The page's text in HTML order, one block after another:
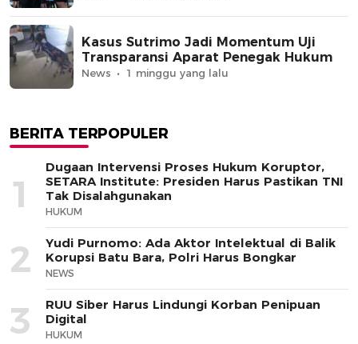
Kasus Sutrimo Jadi Momentum Uji
Transparansi Aparat Penegak Hukum
News 1 minggu yang lalu
BERITA TERPOPULER
1
Dugaan Intervensi Proses Hukum Koruptor,
SETARA Institute: Presiden Harus Pastikan TNI
Tak Disalahgunakan
HUKUM
2
Yudi Purnomo: Ada Aktor Intelektual di Balik
Korupsi Batu Bara, Polri Harus Bongkar
NEWS
3
RUU Siber Harus Lindungi Korban Penipuan
Digital
HUKUM